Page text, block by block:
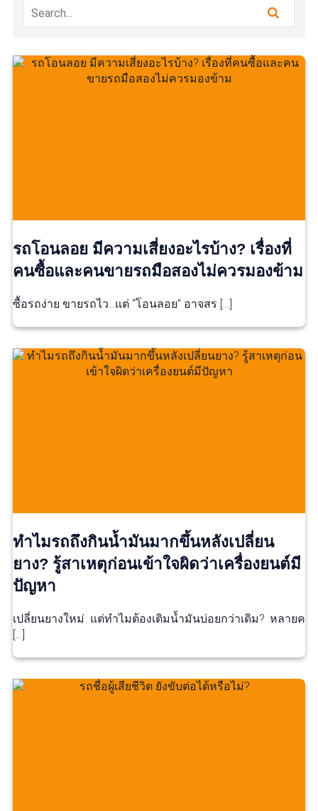
รถโอนลอย มีความเสี่ยงอะไรบ้าง? เรื่องที่
คนซื้อและคนขายรถมือสองไม่ควรมองข้าม
ซื้อรถง่าย ขายรถไว…แต่ “โอนลอย” อาจสร […]
ทำไมรถถึงกินน้ำมันมากขึ้นหลังเปลี่ยน
ยาง? รู้สาเหตุก่อนเข้าใจผิดว่าเครื่องยนต์มี
ปัญหา
เปลี่ยนยางใหม่ แต่ทำไมต้องเติมน้ำมันบ่อยกว่าเดิม? หลายค
[…]